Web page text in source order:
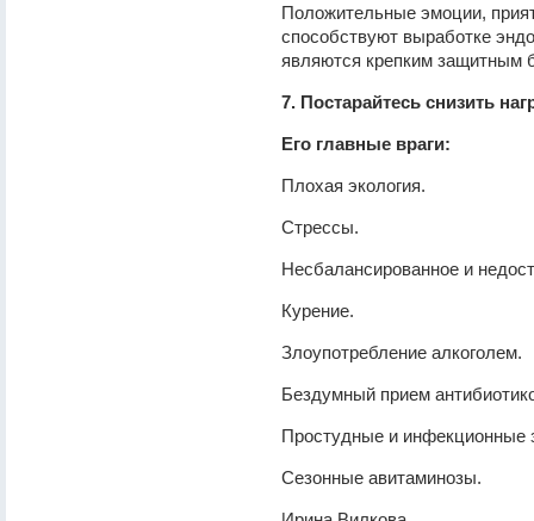
Положительные эмоции,
способствуют выработке
являются крепким защитным
7. Постарайтесь снизить
Его главные враги:
Плохая экология.
Стрессы.
Несбалансированное и
Курение.
Злоупотребление алкоголем.
Бездумный прием
Простудные и инфекционные
Сезонные авитаминозы.